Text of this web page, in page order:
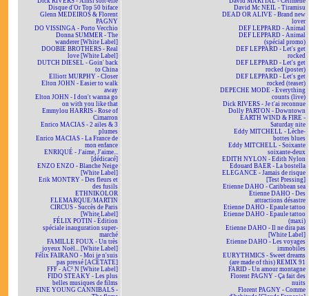
Disque d'Or Top 50 biface
Glenn MEDEIROS & Florent
PAGNY
DO VISSINGA - Porto Vecchio
Donna SUMMER - The
wanderer [White Label]
DOOBIE BROTHERS - Real
love [White Label]
DUTCH DIESEL - Goin' back
to China
Elliott MURPHY - Closer
Elton JOHN - Easier to walk
away
Elton JOHN - I don't wanna go
on with you like that
Emmylou HARRIS - Rose of
Cimarron
Enrico MACIAS - 2 ailes & 3
plumes
Enrico MACIAS - La France de
mon enfance
ENRIQUÉ - J'aime, J'aime...
[dédicacé]
ENZO ENZO - Blanche Neige
[White Label]
Erik MONTRY - Des fleurs et
des fusils
ETHNIKOLOR
F.LEMARQUE/MARTIN
CIRCUS - Succès de Paris
[White Label]
FÉLIX POTIN - Édition
spéciale inauguration super-
marché
FAMILLE FOUX - Un très
joyeux Noël... [White Label]
Félix FAIRANO - Moi je n'suis
pas pressé [ACÉTATE]
FFF - AC² N [White Label]
FIDO STEAKY - Les plus
belles musiques de films
FINE YOUNG CANNIBALS -
David Mc NEIL - Tiramisu
DEAD OR ALIVE - Brand new
lover
DEF LEPPARD - Animal
DEF LEPPARD - Animal
(spécial promo)
DEF LEPPARD - Let's get
rocked
DEF LEPPARD - Let's get
rocked (poster)
DEF LEPPARD - Let's get
rocked (teaser)
DEPECHE MODE - Everything
counts (live)
Dick RIVERS - Je t'ai reconnue
Dolly PARTON - Downtown
EARTH WIND & FIRE -
Saturday nite
Eddy MITCHELL - Lèche-
bottes blues
Eddy MITCHELL - Soixante
soixante-deux
EDITH NYLON - Edith Nylon
Edouard BAER - La bostella
ELEGANCE - Jamais de risque
[Test Pressing]
Etienne DAHO - Caribbean sea
Etienne DAHO - Des
attractions désastre
Etienne DAHO - Epaule tattoo
Etienne DAHO - Epaule tattoo
(maxi)
Etienne DAHO - Il ne dira pas
[White Label]
Etienne DAHO - Les voyages
immobiles
EURYTHMICS - Sweet dreams
(are made of this) REMIX 91
FARID - Un amour montagne
Florent PAGNY - Ça fait des
nuits
Florent PAGNY - Comme